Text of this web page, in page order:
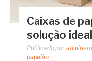
Caixas de
solução
Publicado por adminem
papelão